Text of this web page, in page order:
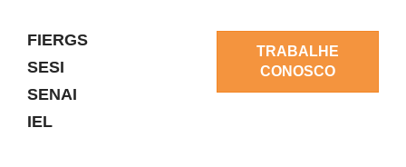
FIERGS
SESI
SENAI
IEL
TRABALHE
CONOSCO